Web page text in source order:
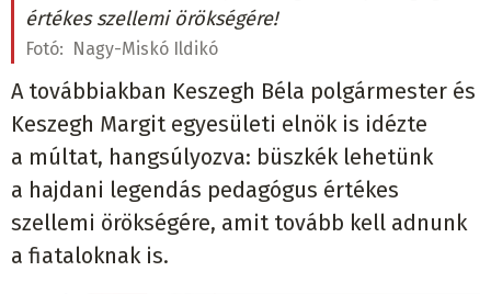
értékes szellemi örökségére!
Fotó: Nagy-Miskó Ildikó
A továbbiakban Keszegh Béla polgármester és
Keszegh Margit egyesületi elnök is idézte
a múltat, hangsúlyozva: büszkék lehetünk
a hajdani legendás pedagógus értékes
szellemi örökségére, amit tovább kell adnunk
a fiataloknak is.